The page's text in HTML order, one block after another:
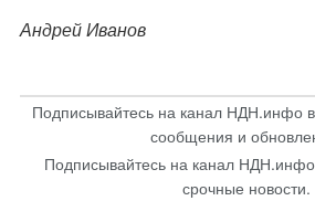
Андрей Иванов
Подписывайтесь на канал НДН.инфо в
сообщения и
Подписывайтесь на канал
срочные новости.